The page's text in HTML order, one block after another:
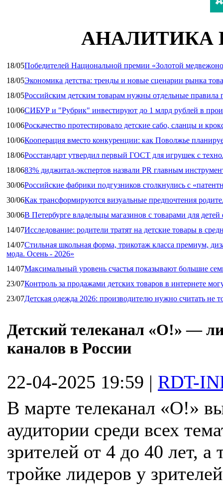
АНАЛИТИКА
18/05Победителей Национальной премии «Золотой
18/05Экономика детства: тренды и новые сценарии рынка
18/05Российским детским товарам нужны отдельные правила
10/06СИБУР и "Рубрик" инвестируют до 1 млрд рублей в
10/06Роскачество протестировало детские сабо, сланцы и
10/06Кооперация вместо конкуренции: как Поволжье
18/06Росстандарт утвердил первый ГОСТ для игрушек с
18/0683% диджитал‑экспертов назвали PR главным
30/06Российские фабрики подгузников столкнулись с
30/06Как трансформируются визуальные предпочтения
30/06В Петербурге владельцы магазинов с товарами для
14/07Исследование: родители тратят на детские товары в
14/07Стильная школьная форма, трикотаж класса премиум,
мода. Осень - 2026»
14/07Максимальный уровень счастья показывают большие
23/07Контроль за продажами детских товаров в интернете
23/07Детская одежда 2026: производителю нужно считать не
Детский телеканал «О!» —
каналов в России
22-04-2025 19:59 | RDT-
В марте телеканал «О!»
аудитории среди всех
зрителей от 4 до 40 лет,
тройке лидеров у